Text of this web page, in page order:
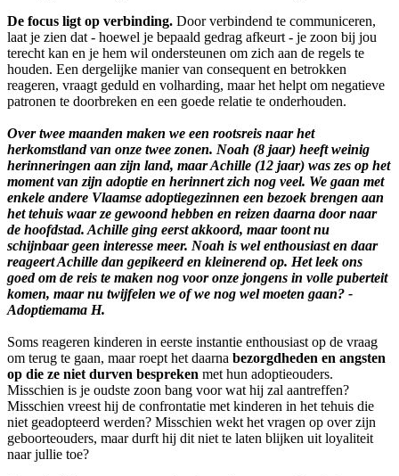
De focus ligt op verbinding. Door verbindend te communiceren,
laat je zien dat - hoewel je bepaald gedrag afkeurt - je zoon bij jou
terecht kan en je hem wil ondersteunen om zich aan de regels te
houden. Een dergelijke manier van consequent en betrokken
reageren, vraagt geduld en volharding, maar het helpt om negatieve
patronen te doorbreken en een goede relatie te onderhouden.
Over twee maanden maken we een rootsreis naar het
herkomstland van onze twee zonen. Noah (8 jaar) heeft weinig
herinneringen aan zijn land, maar Achille (12 jaar) was zes op het
moment van zijn adoptie en herinnert zich nog veel. We gaan met
enkele andere Vlaamse adoptiegezinnen een bezoek brengen aan
het tehuis waar ze gewoond hebben en reizen daarna door naar
de hoofdstad. Achille ging eerst akkoord, maar toont nu
schijnbaar geen interesse meer. Noah is wel enthousiast en daar
reageert Achille dan gepikeerd en kleinerend op. Het leek ons
goed om de reis te maken nog voor onze jongens in volle puberteit
komen, maar nu twijfelen we of we nog wel moeten gaan? -
Adoptiemama H.
Soms reageren kinderen in eerste instantie enthousiast op de vraag
om terug te gaan, maar roept het daarna bezorgdheden en angsten
op die ze niet durven bespreken met hun adoptieouders.
Misschien is je oudste zoon bang voor wat hij zal aantreffen?
Misschien vreest hij de confrontatie met kinderen in het tehuis die
niet geadopteerd werden? Misschien wekt het vragen op over zijn
geboorteouders, maar durft hij dit niet te laten blijken uit loyaliteit
naar jullie toe?